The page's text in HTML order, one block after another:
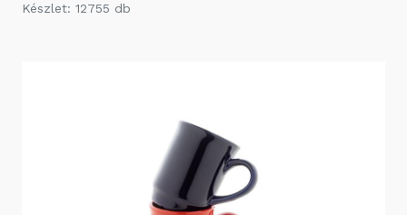
Készlet: 12755 db